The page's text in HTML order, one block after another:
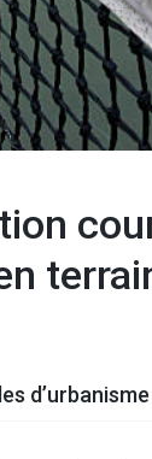
d’urbanisme